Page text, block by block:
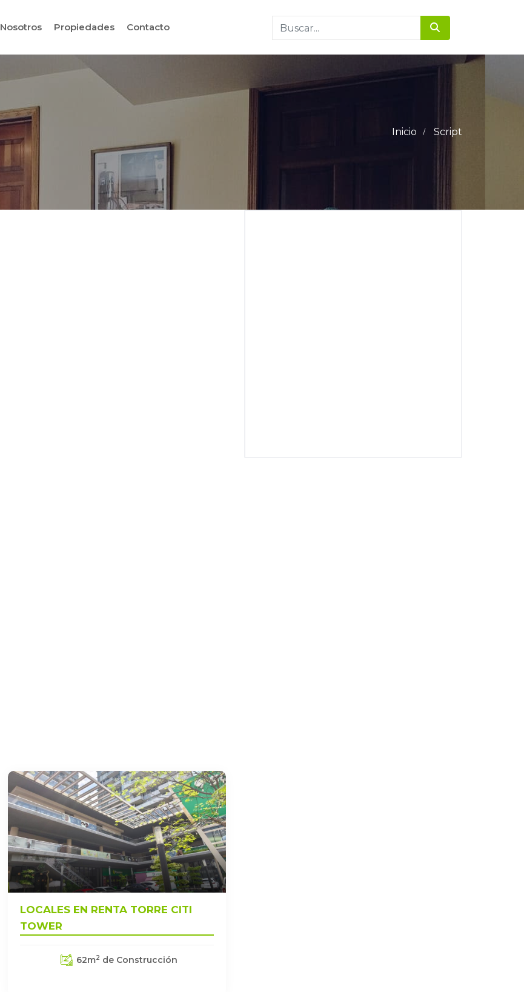
Nosotros Propiedades Contacto
Inicio Script
LOCALES EN RENTA TORRE CITI
TOWER
62m2 de Construcción